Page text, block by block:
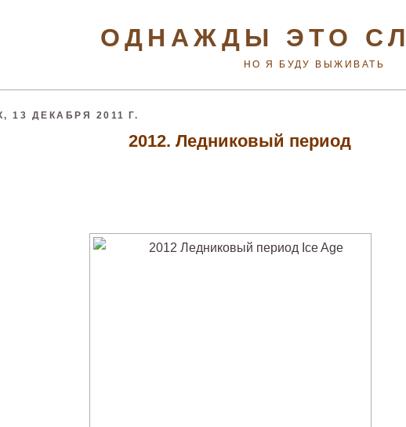
ОДНАЖДЫ ЭТО
НО Я БУДУ ВЫЖИВАТЬ
13 ДЕКАБРЯ 2011 Г.
2012. Ледниковый период